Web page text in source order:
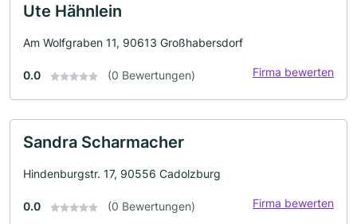
Ute Hähnlein
Am Wolfgraben 11, 90613 Großhabersdorf
0.0 (0 Bewertungen) Firma bewerten
Sandra Scharmacher
Hindenburgstr. 17, 90556 Cadolzburg
0.0 (0 Bewertungen) Firma bewerten